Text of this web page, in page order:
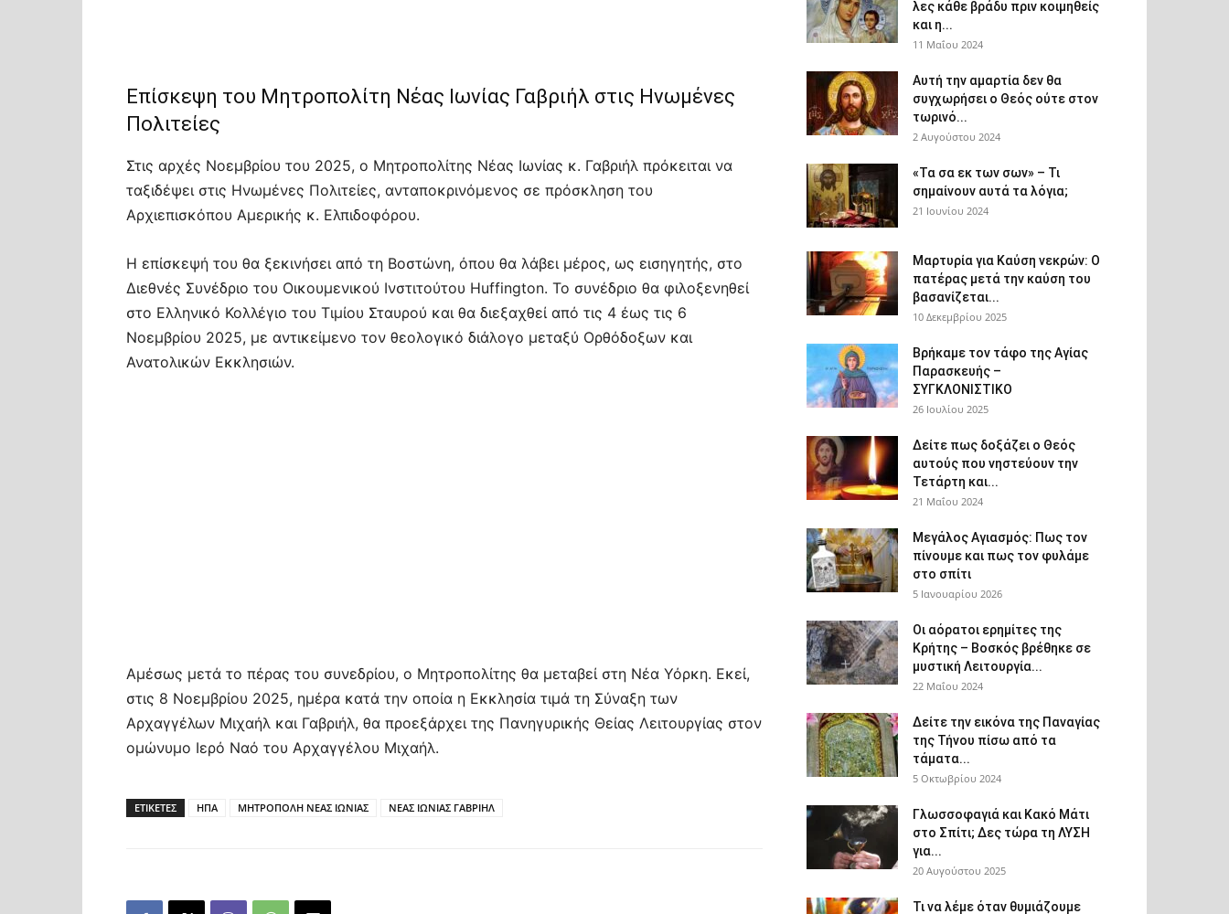
Επίσκεψη του Μητροπολίτη Νέας Ιωνίας Γαβριήλ στις Ηνωμένες
Πολιτείες
Στις αρχές Νοεμβρίου του 2025, ο Μητροπολίτης Νέας Ιωνίας κ. Γαβριήλ πρόκειται να
ταξιδέψει στις Ηνωμένες Πολιτείες, ανταποκρινόμενος σε πρόσκληση του
Αρχιεπισκόπου Αμερικής κ. Ελπιδοφόρου.
Η επίσκεψή του θα ξεκινήσει από τη Βοστώνη, όπου θα λάβει μέρος, ως εισηγητής, στο
Διεθνές Συνέδριο του Οικουμενικού Ινστιτούτου Huffington. Το συνέδριο θα φιλοξενηθεί
στο Ελληνικό Κολλέγιο του Τιμίου Σταυρού και θα διεξαχθεί από τις 4 έως τις 6
Νοεμβρίου 2025, με αντικείμενο τον θεολογικό διάλογο μεταξύ Ορθόδοξων και
Ανατολικών Εκκλησιών.
Αμέσως μετά το πέρας του συνεδρίου, ο Μητροπολίτης θα μεταβεί στη Νέα Υόρκη. Εκεί,
στις 8 Νοεμβρίου 2025, ημέρα κατά την οποία η Εκκλησία τιμά τη Σύναξη των
Αρχαγγέλων Μιχαήλ και Γαβριήλ, θα προεξάρχει της Πανηγυρικής Θείας Λειτουργίας στον
ομώνυμο Ιερό Ναό του Αρχαγγέλου Μιχαήλ.
ΕΤΙΚΕΤΕΣ ΗΠΑ ΜΗΤΡΟΠΟΛΗ ΝΕΑΣ ΙΩΝΙΑΣ ΝΕΑΣ ΙΩΝΙΑΣ ΓΑΒΡΙΗΛ
λες κάθε βράδυ πριν κοιμηθείς
και η...
11 Μαΐου 2024
Αυτή την αμαρτία δεν θα
συγχωρήσει ο Θεός ούτε στον
τωρινό...
2 Αυγούστου 2024
«Τα σα εκ των σων» – Τι
σημαίνουν αυτά τα λόγια;
21 Ιουνίου 2024
Μαρτυρία για Καύση νεκρών: Ο
πατέρας μετά την καύση του
βασανίζεται...
10 Δεκεμβρίου 2025
Βρήκαμε τον τάφο της Αγίας
Παρασκευής –
ΣΥΓΚΛΟΝΙΣΤΙΚΟ
26 Ιουλίου 2025
Δείτε πως δοξάζει ο Θεός
αυτούς που νηστεύουν την
Τετάρτη και...
21 Μαΐου 2024
Μεγάλος Αγιασμός: Πως τον
πίνουμε και πως τον φυλάμε
στο σπίτι
5 Ιανουαρίου 2026
Οι αόρατοι ερημίτες της
Κρήτης – Βοσκός βρέθηκε σε
μυστική Λειτουργία...
22 Μαΐου 2024
Δείτε την εικόνα της Παναγίας
της Τήνου πίσω από τα
τάματα...
5 Οκτωβρίου 2024
Γλωσσοφαγιά και Κακό Μάτι
στο Σπίτι; Δες τώρα τη ΛΥΣΗ
για...
20 Αυγούστου 2025
Τι να λέμε όταν θυμιάζουμε